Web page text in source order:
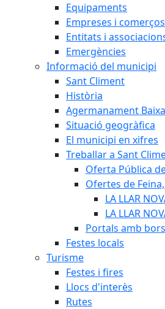
Equipaments
Empreses i comerços
Entitats i
Emergències
Informació del municipi
Sant Climent
Història
Agermanament
Situació geogràfica
El municipi en xifres
Treballar a Sant
Oferta Pública
Ofertes de
LA LLAR
LA LLAR
Portals amb
Festes locals
Turisme
Festes i fires
Llocs d'interès
Rutes